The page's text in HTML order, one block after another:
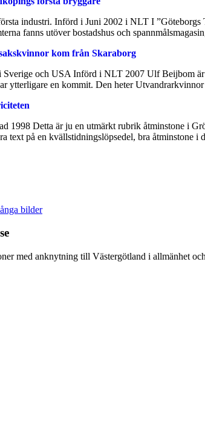
industri. Införd i Juni 2002 i NLT I ”Göteborgs
fanns utöver bostadshus och
kom från Skaraborg
Sverige och USA Införd i NLT 2007 Ulf Beijbom
ytterligare en kommit. Den heter
1998 Detta är ju en utmärkt rubrik åtminstone i
text på en kvällstidningslöpsedel, bra åtminstone i
bilder
med anknytning till Västergötland i allmänhet